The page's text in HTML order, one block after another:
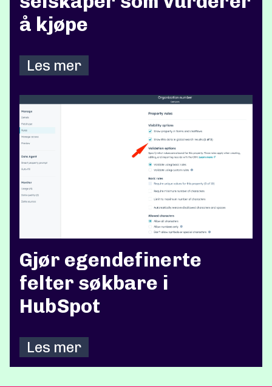
å kjøpe
Les mer
Gjør egendefinerte
felter søkbare i
HubSpot
Les mer